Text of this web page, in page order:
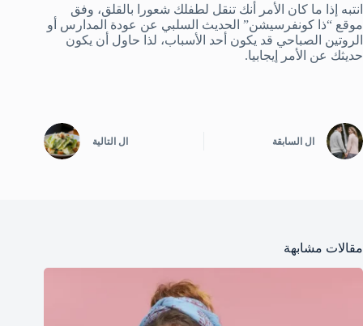
انتبه إذا ما كان الأمر أنك تنقل لطفلك شعورا بالقلق، وفق
موقع “ذا كونفرسيشن” الحديث السلبي عن عودة المدارس أو
الروتين الصباحي قد يكون أحد الأسباب، لذا حاول أن يكون
حديثك عن الأمر إيجابيا.
ال السابقة ال التالية
مقالات مشابهة